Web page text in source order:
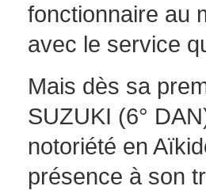
fonctionnaire au
avec le service
Mais dès sa
SUZUKI (6°
notoriété en
présence à son